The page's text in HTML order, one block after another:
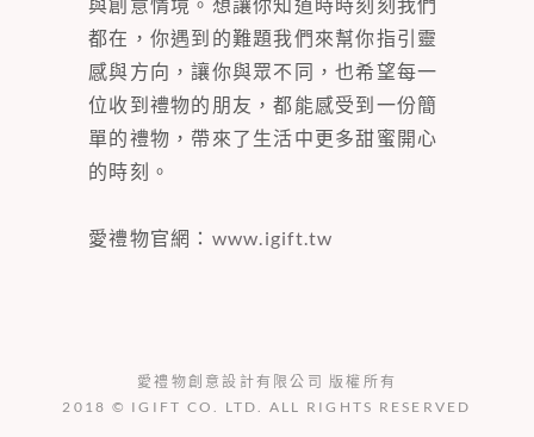
都在，你遇到的難題我們來幫你指引靈
感與方向，讓你與眾不同，也希望每一
位收到禮物的朋友，都能感受到一份簡
單的禮物，帶來了生活中更多甜蜜開心
的時刻。
愛禮物官網： www.igift.tw
愛禮物創意設計有限公司 版權所有
2018 © IGIFT CO. LTD. ALL RIGHTS RESERVED